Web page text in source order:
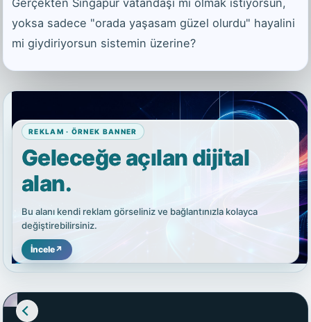
Gerçekten Singapur vatandaşı mı olmak istiyorsun,
yoksa sadece "orada yaşasam güzel olurdu" hayalini
mi giydiriyorsun sistemin üzerine?
REKLAM · ÖRNEK BANNER
Geleceğe açılan dijital
alan.
Bu alanı kendi reklam görseliniz ve bağlantınızla kolayca
değiştirebilirsiniz.
İncele↗